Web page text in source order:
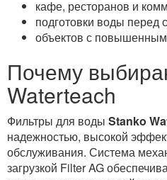
кафе, ресторанов и
подготовки воды перед
объектов с
Почему
Waterteach
Фильтры для воды Stanko
надежностью, высокой
обслуживания. Система
загрузкой Filter AG